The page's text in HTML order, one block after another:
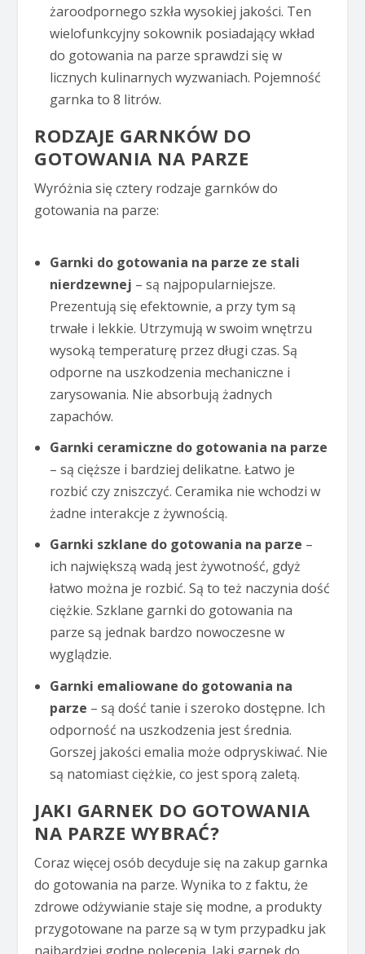
żaroodpornego szkła wysokiej jakości. Ten
wielofunkcyjny sokownik posiadający wkład
do gotowania na parze sprawdzi się w
licznych kulinarnych wyzwaniach. Pojemność
garnka to 8 litrów.
RODZAJE GARNKÓW DO
GOTOWANIA NA PARZE
Wyróżnia się cztery rodzaje garnków do
gotowania na parze:
Garnki do gotowania na parze ze stali
nierdzewnej – są najpopularniejsze.
Prezentują się efektownie, a przy tym są
trwałe i lekkie. Utrzymują w swoim wnętrzu
wysoką temperaturę przez długi czas. Są
odporne na uszkodzenia mechaniczne i
zarysowania. Nie absorbują żadnych
zapachów.
Garnki ceramiczne do gotowania na parze
– są cięższe i bardziej delikatne. Łatwo je
rozbić czy zniszczyć. Ceramika nie wchodzi w
żadne interakcje z żywnością.
Garnki szklane do gotowania na parze –
ich największą wadą jest żywotność, gdyż
łatwo można je rozbić. Są to też naczynia dość
ciężkie. Szklane garnki do gotowania na
parze są jednak bardzo nowoczesne w
wyglądzie.
Garnki emaliowane do gotowania na
parze – są dość tanie i szeroko dostępne. Ich
odporność na uszkodzenia jest średnia.
Gorszej jakości emalia może odpryskiwać. Nie
są natomiast ciężkie, co jest sporą zaletą.
JAKI GARNEK DO GOTOWANIA
NA PARZE WYBRAĆ?
Coraz więcej osób decyduje się na zakup garnka
do gotowania na parze. Wynika to z faktu, że
zdrowe odżywianie staje się modne, a produkty
przygotowane na parze są w tym przypadku jak